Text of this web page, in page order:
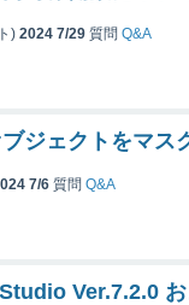
) 2024 7/29 質問 Q&A
ジェクトをマス
7/6 質問 Q&A
Ver.7.2.0